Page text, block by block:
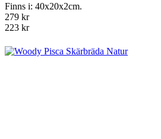
Finns i: 40x20x2cm.
279 kr
223 kr